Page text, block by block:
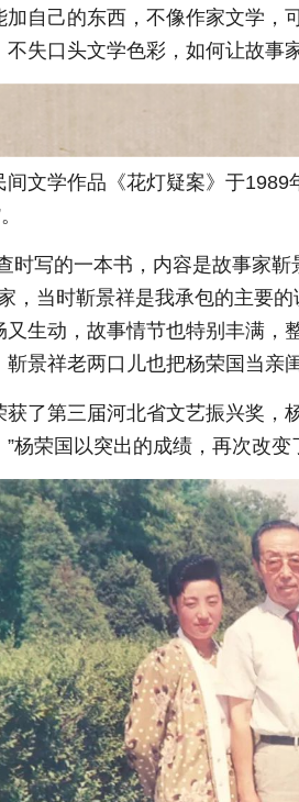
自己的东西，不像作家文学
失口头文学色彩，如何让故事
间文学作品《花灯疑案》于
时写的一本书，内容是故事家
，当时靳景祥是我承包的主要
生动，故事情节也特别丰满
景祥老两口儿也把杨荣国当亲
获了第三届河北省文艺振兴奖
杨荣国以突出的成绩，再次改